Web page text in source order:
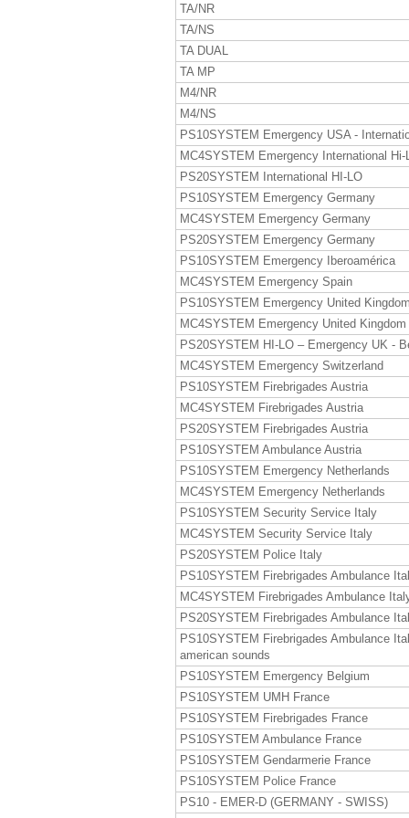
TA/NR
TA/NS
TA DUAL
TA MP
M4/NR
M4/NS
PS10SYSTEM Emergency USA -
MC4SYSTEM Emergency International Hi-
PS20SYSTEM International HI-LO
PS10SYSTEM Emergency Germany
MC4SYSTEM Emergency Germany
PS20SYSTEM Emergency Germany
PS10SYSTEM Emergency Iberoamérica
MC4SYSTEM Emergency Spain
PS10SYSTEM Emergency United Kingdom
MC4SYSTEM Emergency United Kingdom
PS20SYSTEM HI-LO – Emergency UK -
MC4SYSTEM Emergency Switzerland
PS10SYSTEM Firebrigades Austria
MC4SYSTEM Firebrigades Austria
PS20SYSTEM Firebrigades Austria
PS10SYSTEM Ambulance Austria
PS10SYSTEM Emergency Netherlands
MC4SYSTEM Emergency Netherlands
PS10SYSTEM Security Service Italy
MC4SYSTEM Security Service Italy
PS20SYSTEM Police Italy
PS10SYSTEM Firebrigades Ambulance
MC4SYSTEM Firebrigades Ambulance
PS20SYSTEM Firebrigades Ambulance
PS10SYSTEM Firebrigades Ambulance
american sounds
PS10SYSTEM Emergency Belgium
PS10SYSTEM UMH France
PS10SYSTEM Firebrigades France
PS10SYSTEM Ambulance France
PS10SYSTEM Gendarmerie France
PS10SYSTEM Police France
PS10 - EMER-D (GERMANY - SWISS)